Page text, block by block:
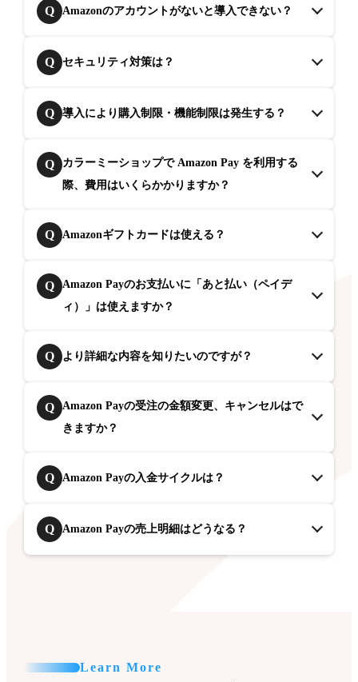
Q Amazonのアカウントがないと導入できない？
Q セキュリティ対策は？
Q 導入により購入制限・機能制限は発生する？
Q
カラーミーショップで Amazon Pay を利用する
際、費用はいくらかかりますか？
Q Amazonギフトカードは使える？
Q
Amazon Payのお支払いに「あと払い（ペイデ
ィ）」は使えますか？
Q より詳細な内容を知りたいのですが？
Q
Amazon Payの受注の金額変更、キャンセルはで
きますか？
Q Amazon Payの入金サイクルは？
Q Amazon Payの売上明細はどうなる？
Learn More